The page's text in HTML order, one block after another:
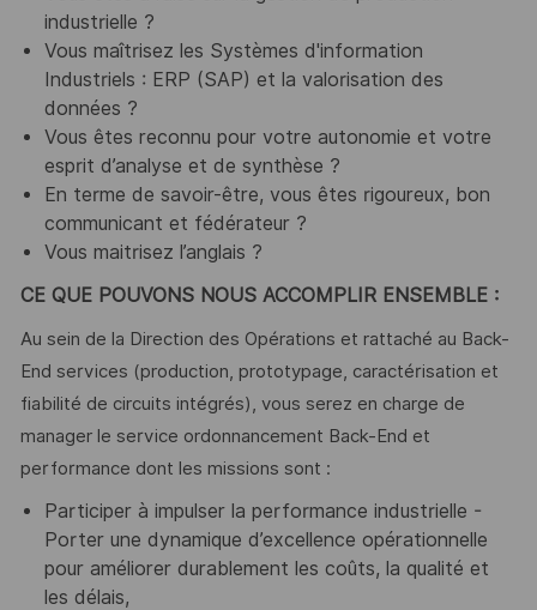
industrielle ?
Vous maîtrisez les Systèmes d'information
Industriels : ERP (SAP) et la valorisation des
données ?
Vous êtes reconnu pour votre autonomie et votre
esprit d’analyse et de synthèse ?
En terme de savoir-être, vous êtes rigoureux, bon
communicant et fédérateur ?
Vous maitrisez l’anglais ?
CE QUE POUVONS NOUS ACCOMPLIR ENSEMBLE :
Au sein de la Direction des Opérations et rattaché au Back-
End services (production, prototypage, caractérisation et
fiabilité de circuits intégrés), vous serez en charge de
manager le service ordonnancement Back-End et
performance dont les missions sont :
Participer à impulser la performance industrielle -
Porter une dynamique d’excellence opérationnelle
pour améliorer durablement les coûts, la qualité et
les délais,